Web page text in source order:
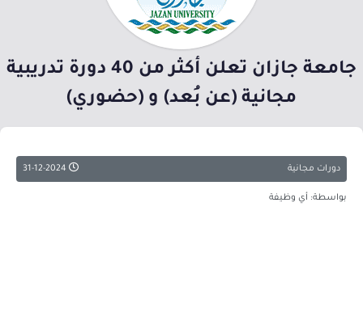
جامعة جازان تعلن أكثر من 40 دورة تدريبية
مجانية (عن بُعد) و (حضوري)
دورات مجانية
بواسطة: أي وظيفة